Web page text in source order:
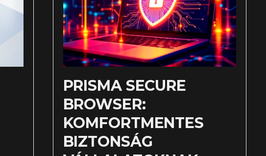
PRISMA SECURE
BROWSER:
KOMFORTMENTES
BIZTONSÁG